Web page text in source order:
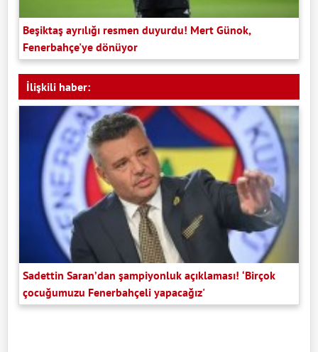
Beşiktaş ayrılığı resmen duyurdu! Mert Günok,
Fenerbahçe'ye dönüyor
İlişkili haber:
Sadettin Saran’dan şampiyonluk açıklaması! ‘Birçok
çocuğumuzu Fenerbahçeli yapacağız'